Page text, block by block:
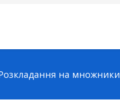
на множники